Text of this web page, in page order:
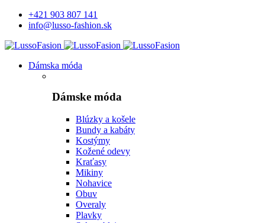
+421 903 807 141
info@lusso-fashion.sk
Dámska móda
Dámske móda
Blúzky a košele
Bundy a kabáty
Kostýmy
Kožené odevy
Kraťasy
Mikiny
Nohavice
Obuv
Overaly
Plavky